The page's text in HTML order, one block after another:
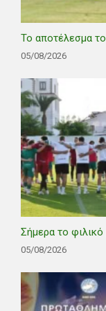
Το αποτέλεσμα
05/08/2026
Σήμερα το
05/08/2026